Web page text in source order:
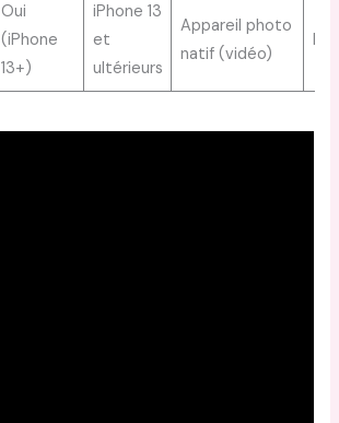
Oui
(iPhone
13+)
iPhone 13
et
ultérieurs
Appareil photo
natif (vidéo)